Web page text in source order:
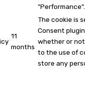
"Performance".
11
months
The cookie is
Consent
whether or
to the use of
store any